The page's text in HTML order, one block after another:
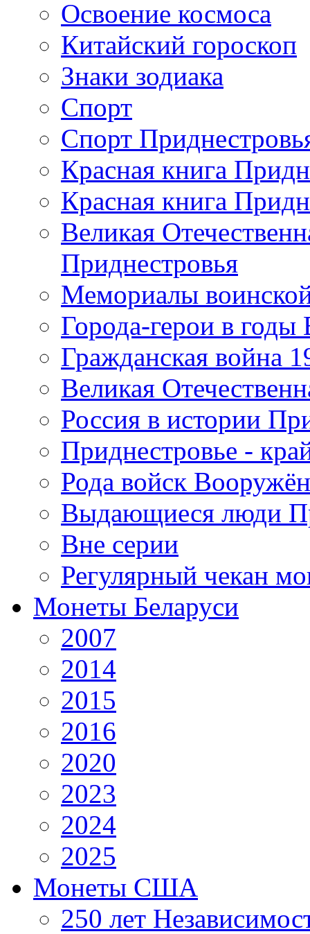
Освоение космоса
Китайский гороскоп
Знаки зодиака
Спорт
Спорт
Красная книга
Красная книга
Великая
Приднестровья
Мемориалы
Города-герои в
Гражданская война
Великая
Россия в истории
Приднестровье -
Рода войск
Выдающиеся люди
Вне серии
Регулярный чекан
Монеты Беларуси
2007
2014
2015
2016
2020
2023
2024
2025
Монеты США
250 лет